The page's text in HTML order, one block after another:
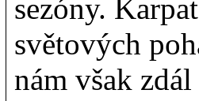
sezóny.
světových
nám však